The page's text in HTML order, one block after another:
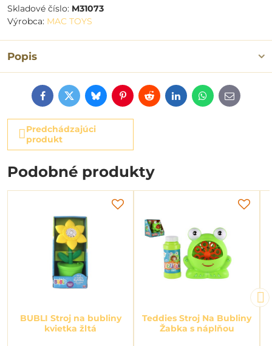
Skladové číslo: M31073
Výrobca: MAC TOYS
Popis
FacebookTwitterBlueskyPinterestRedditLinkedInWhatsApp
E-
mail
Predchádzajúci
produkt
Podobné produkty
BUBLI Stroj na bubliny
kvietka žltá
Teddies Stroj Na Bubliny
Žabka s náplňou